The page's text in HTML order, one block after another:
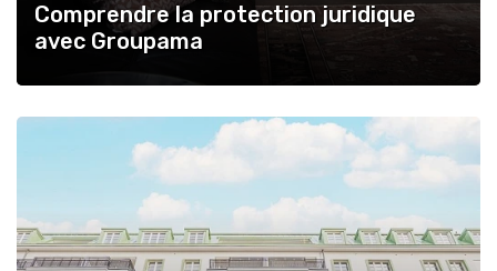
Comprendre la protection juridique
avec Groupama